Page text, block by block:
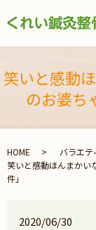
笑いと感動
のお婆
HOME
バラエテ
笑いと感動ほんまか
件」
2020/06/30